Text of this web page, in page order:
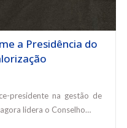
a Presidência do
presidente na gestão de
lidera o Conselho…